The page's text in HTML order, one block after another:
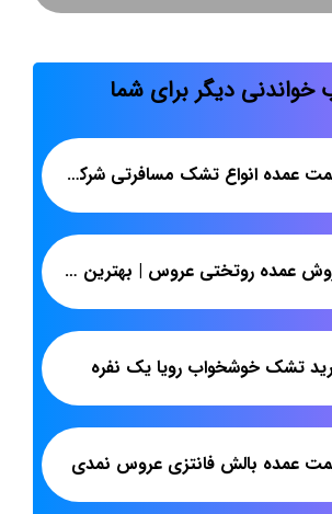
خواندنی دیگر برای شما
قیمت عمده انواع تشک مسافرتی شرکت پاندا
فروش عمده روتختی عروس | بهترین قیمت روتختی مخمل ایرانی | پاندا
تشک خوشخواب رویا یک نفره
عمده بالش فانتزی عروس نمدی